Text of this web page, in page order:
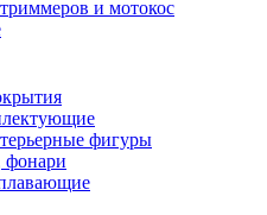
и мотокос
фигуры
фонари